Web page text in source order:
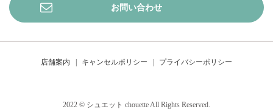
お問い合わせ
店舗案内 キャンセルポリシー プライバシーポリシー
2022 © シュエット chouette All Rights Reserved.